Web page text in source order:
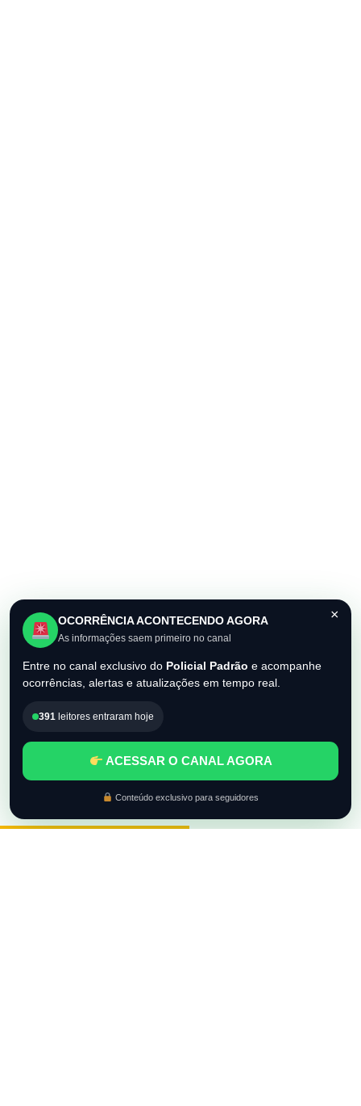
×
OCORRÊNCIA ACONTECENDO AGORA
As informações saem primeiro no canal
Entre no canal exclusivo do Policial Padrão e acompanhe
ocorrências, alertas e atualizações em tempo real.
391 leitores entraram hoje
ACESSAR O CANAL AGORA
Conteúdo exclusivo para seguidores